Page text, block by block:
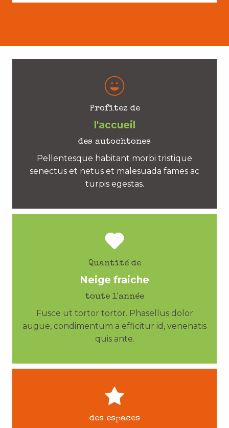
Profitez de
l'accueil
des autochtones
Pellentesque habitant morbi tristique
senectus et netus et malesuada fames ac
turpis egestas.
Quantité de
Neige fraiche
toute l'année
Fusce ut tortor tortor. Phasellus dolor
augue, condimentum a efficitur id, venenatis
quis ante.
des espaces